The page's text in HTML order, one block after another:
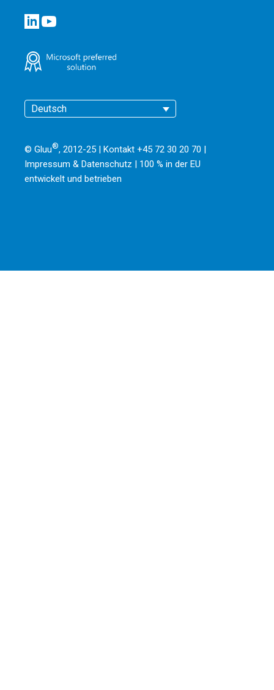
Deutsch
© Gluu®, 2012-25 | Kontakt +45 72 30 20 70 |
Impressum & Datenschutz
100 % in der EU
entwickelt und betrieben